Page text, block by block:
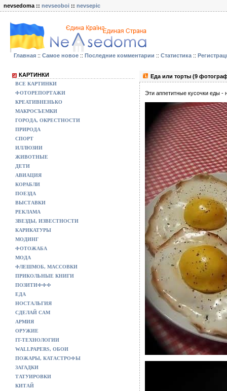
nevsedoma :: nevseoboi :: nevsepic
Главная :: Самое новое :: Последние комментарии :: Статистика ::
КАРТИНКИ
ВСЕ КАРТИНКИ
ФОТОРЕПОРТАЖИ
КРЕАТИВНЕНЬКО
МАКРОСЪЕМКИ
ГОРОДА, ОКРЕСТНОСТИ
ПРИРОДА
СПОРТ
ИЛЛЮЗИИ
ЖИВОТНЫЕ
ДЕТИ
АВИАЦИЯ
КОРАБЛИ
ПОЕЗДА
ВЫСТАВКИ
РЕКЛАМА
ЗВЕЗДЫ, ИЗВЕСТНОСТИ
КАРИКАТУРЫ
МОДИНГ
ФОТОЖАБА
МОДА
ФЛЕШМОБ, МАССОВКИ
ПРИКОЛЬНЫЕ КНИГИ
ПОЗИТИФФФ
ЕДА
НОСТАЛЬГИЯ
СДЕЛАЙ САМ
АРМИЯ
ОРУЖИЕ
IT-ТЕХНОЛОГИИ
WALLPAPERS, ОБОИ
ПОЖАРЫ, КАТАСТРОФЫ
ЗАГАДКИ
ТАТУИРОВКИ
КИТАЙ
Еда или торты (9
Эти аппетитные кусочки еды -